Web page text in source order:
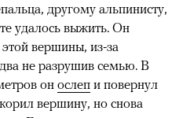
другому альпинисту,
удалось выжить. Он
вершины, из-за
не разрушив семью. В
он ослеп и повернул
вершину, но снова